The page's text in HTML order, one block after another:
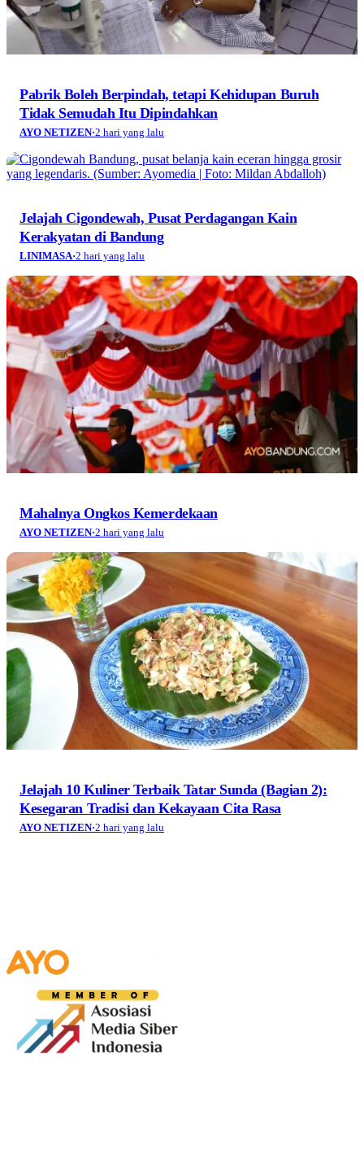
Pabrik Boleh Berpindah, tetapi Kehidupan Buruh
Tidak Semudah Itu Dipindahkan
AYO NETIZEN·2 hari yang lalu
Jelajah Cigondewah, Pusat Perdagangan Kain
Kerakyatan di Bandung
LINIMASA·2 hari yang lalu
Mahalnya Ongkos Kemerdekaan
AYO NETIZEN·2 hari yang lalu
Jelajah 10 Kuliner Terbaik Tatar Sunda (Bagian 2):
Kesegaran Tradisi dan Kekayaan Cita Rasa
AYO NETIZEN·2 hari yang lalu